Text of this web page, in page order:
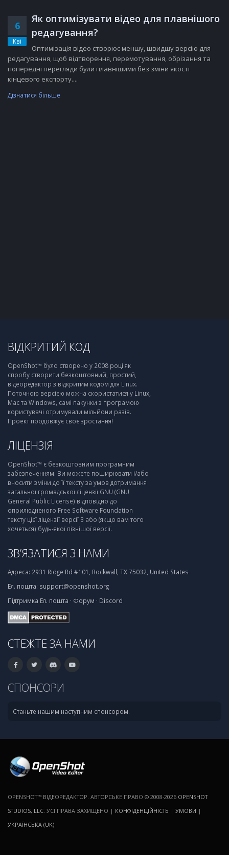
6
Кві
Як оптимізувати відео для плавнішого
редагування?
Оптимізація відео створює меншу, швидшу версію для
редагування, щоб відтворення, перемотування, обрізання та
попередні перегляди були плавнішими без зміни якості
кінцевого експорту....
Дізнатися більше
ВІДКРИТИЙ КОД
OpenShot™ було створено у 2008 році як
спробу створити безкоштовний, простий,
відеоредактор з відкритим кодом для Linux.
Поточною версією можна скористатися у Linux,
Mac та Windows, самі пакунки з програмою
користувачі отримували мільйони разів.
Проект продовжує своє зростання!
ЛІЦЕНЗІЯ
OpenShot™ є безкоштовним програмним
забезпеченням. Ви можете поширювати і/або
вносити зміни до її тексту за умов дотримання
загальної громадської ліцензії GNU (GNU
General Public License) відповідно до
оприлюдненого Free Software Foundation
тексту цієї ліцензії версії 3 або (якщо вам того
хочеться) будь-якої пізнішої версії.
ЗВ’ЯЗАТИСЯ З НАМИ
Адреса: 2931 Ridge Rd #101, Rockwall, TX 75032, United States
Ел. пошта: support@openshot.org
Підтримка Ел. пошта · Форум · Discord
СТЕЖТЕ ЗА НАМИ
СПОНСОРИ
Станьте нашим наступним спонсором.
OPENSHOT™ ВІДЕОРЕДАКТОР. АВТОРСЬКЕ ПРАВО © 2008-2026 OPENSHOT
STUDIOS, LLC . УСІ ПРАВА ЗАХИЩЕНО | КОНФІДЕНЦІЙНІСТЬ | УМОВИ |
УКРАЇНСЬКА (UK)